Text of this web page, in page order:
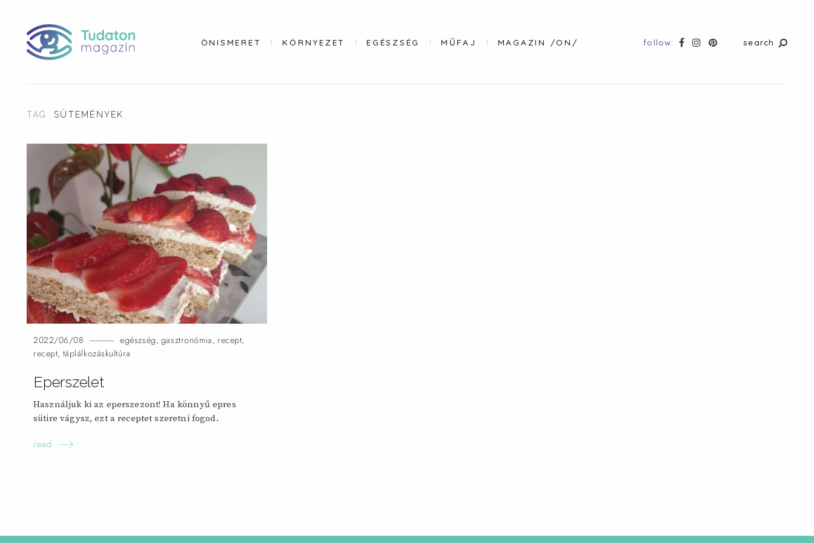
ÖNISMERET KÖRNYEZET EGÉSZSÉG MŰFAJ MAGAZIN /ON/ follow: search
TAG: SÜTEMÉNYEK
2022/06/08 egészség, gasztronómia, recept,
recept, táplálkozáskultúra
Eperszelet
Használjuk ki az eperszezont! Ha könnyű epres
sütire vágysz, ezt a receptet szeretni fogod.
read